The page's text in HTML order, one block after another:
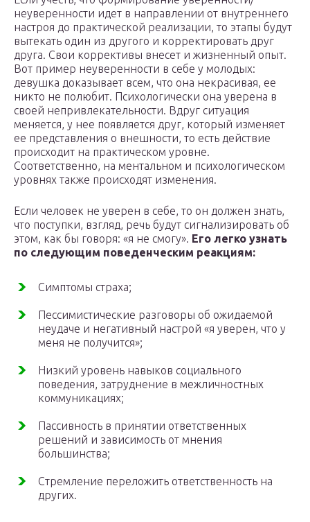
неуверенности идет в направлении от внутреннего
настроя до практической реализации, то этапы будут
вытекать один из другого и корректировать друг
друга. Свои коррективы внесет и жизненный опыт.
Вот пример неуверенности в себе у молодых:
девушка доказывает всем, что она некрасивая, ее
никто не полюбит. Психологически она уверена в
своей непривлекательности. Вдруг ситуация
меняется, у нее появляется друг, который изменяет
ее представления о внешности, то есть действие
происходит на практическом уровне.
Соответственно, на ментальном и психологическом
уровнях также происходят изменения.
Если человек не уверен в себе, то он должен знать,
что поступки, взгляд, речь будут сигнализировать об
этом, как бы говоря: «я не смогу». Его легко узнать
по следующим поведенческим реакциям:
Симптомы страха;
Пессимистические разговоры об ожидаемой
неудаче и негативный настрой «я уверен, что у
меня не получится»;
Низкий уровень навыков социального
поведения, затруднение в межличностных
коммуникациях;
Пассивность в принятии ответственных
решений и зависимость от мнения
большинства;
Стремление переложить ответственность на
других.